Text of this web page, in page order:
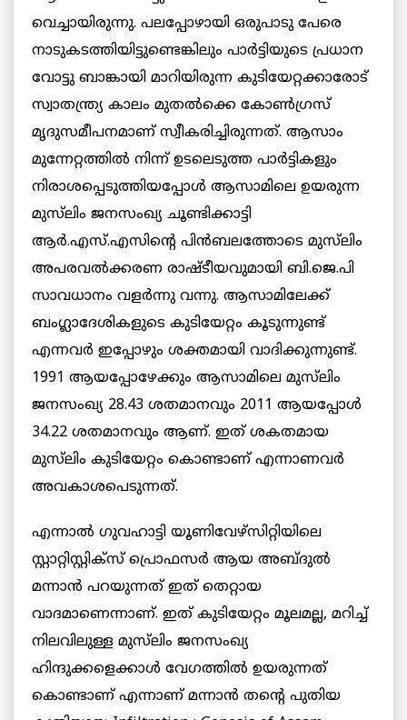
വെച്ചായിരുന്നു. പലപ്പോഴായി ഒരുപാടു പേരെ
നാടുകടത്തിയിട്ടുണ്ടെങ്കിലും പാര്‍ട്ടിയുടെ പ്രധാന
വോട്ടു ബാങ്കായി മാറിയിരുന്ന കുടിയേറ്റക്കാരോട്
സ്വാതന്ത്ര്യ കാലം മുതല്‍ക്കെ കോണ്‍ഗ്രസ്
മൃദുസമീപനമാണ് സ്വീകരിച്ചിരുന്നത്. ആസാം
മുന്നേറ്റത്തില്‍ നിന്ന് ഉടലെടുത്ത പാര്‍ട്ടികളും
നിരാശപ്പെടുത്തിയപ്പോള്‍ ആസാമിലെ ഉയരുന്ന
മുസ്‌ലിം ജനസംഖ്യ ചൂണ്ടിക്കാട്ടി
ആര്‍.എസ്.എസിന്റെ പിന്‍ബലത്തോടെ മുസ്‌ലിം
അപരവല്‍ക്കരണ രാഷ്ടീയവുമായി ബി.ജെ.പി
സാവധാനം വളര്‍ന്നു വന്നു. ആസാമിലേക്ക്
ബംഗ്ലാദേശികളുടെ കുടിയേറ്റം കൂടുന്നുണ്ട്
എന്നവര്‍ ഇപ്പോഴും ശക്തമായി വാദിക്കുന്നുണ്ട്.
1991 ആയപ്പോഴേക്കും ആസാമിലെ മുസ്‌ലിം
ജനസംഖ്യ 28.43 ശതമാനവും 2011 ആയപ്പോള്‍
34.22 ശതമാനവും ആണ്. ഇത് ശകതമായ
മുസ്‌ലിം കുടിയേറ്റം കൊണ്ടാണ് എന്നാണവര്‍
അവകാശപെടുന്നത്.
എന്നാല്‍ ഗുവഹാട്ടി യൂണിവേഴ്‌സിറ്റിയിലെ
സ്റ്റാറ്റിസ്റ്റിക്സ് പ്രൊഫസര്‍ ആയ അബ്ദുല്‍
മന്നാന്‍ പറയുന്നത് ഇത് തെറ്റായ
വാദമാണെന്നാണ്. ഇത് കുടിയേറ്റം മൂലമല്ല, മറിച്ച്
നിലവിലുള്ള മുസ്‌ലിം ജനസംഖ്യ
ഹിന്ദുക്കളെക്കാള്‍ വേഗത്തില്‍ ഉയരുന്നത്
കൊണ്ടാണ് എന്നാണ് മന്നാന്‍ തന്റെ പുതിയ